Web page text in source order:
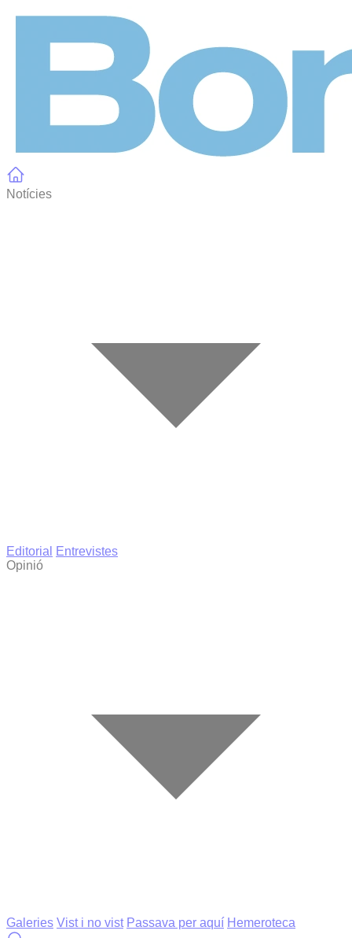
Notícies
Editorial
Entrevistes
Opinió
Galeries Vist i no vist Passava per aquí Hemeroteca